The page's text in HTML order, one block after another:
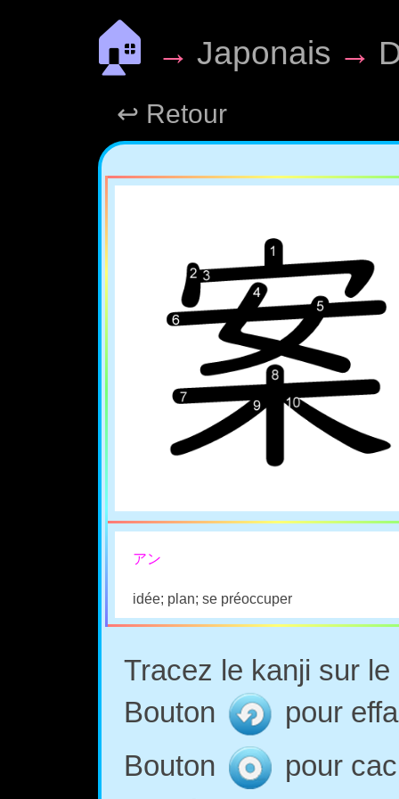
🏠 → Japonais →
↩ Retour
アン
idée; plan; se préoccuper
Tracez le kanji sur
Bouton
pour
Bouton
pour